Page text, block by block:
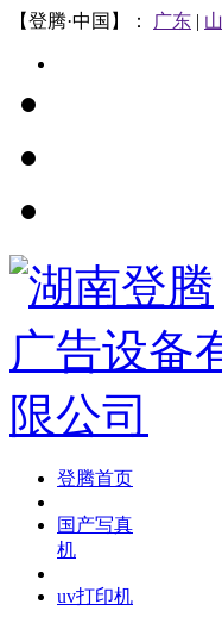
【登腾·中国】： 广东 |
登腾首页
国产写真
机
uv打印机